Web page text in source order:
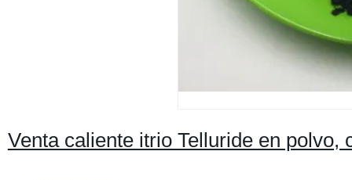
Venta caliente itrio Telluride en